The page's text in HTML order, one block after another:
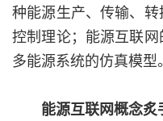
种能源生产、传输、
控制理论；能源互联网
多能源系统的仿真模型。
能源互联网概念